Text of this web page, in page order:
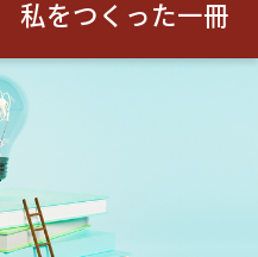
私をつくった一冊